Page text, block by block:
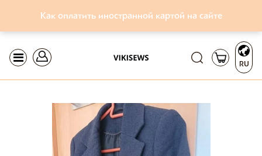
Как оплатить иностранной картой на сайте
RU